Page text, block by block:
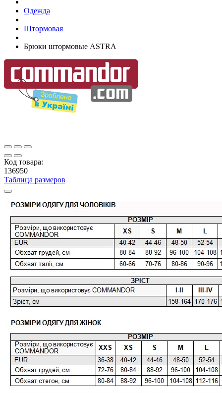
Одежда
Штормовая
Брюки штормовые ASTRA
Код товара:
136950
Таблица размеров